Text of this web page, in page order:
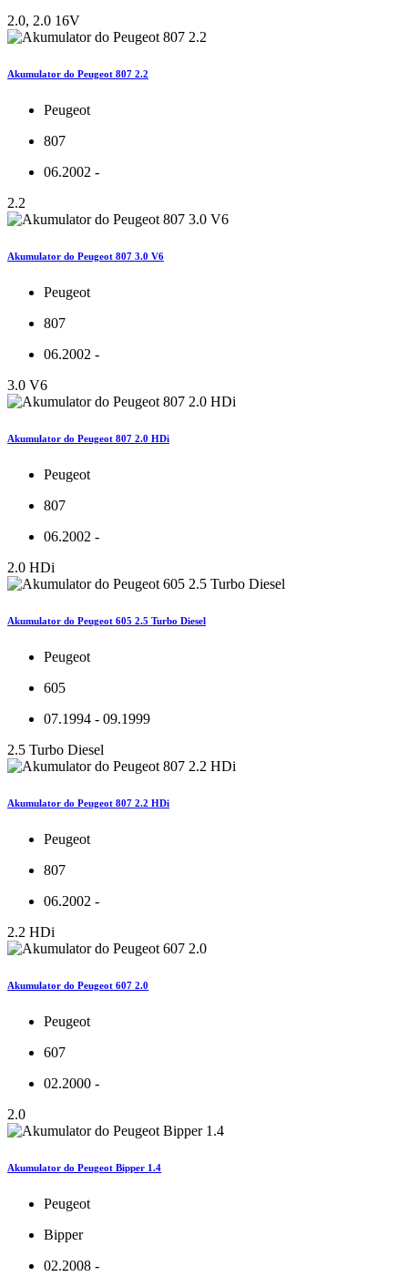
2.0, 2.0 16V
Akumulator do Peugeot 807 2.2
Peugeot
807
06.2002 -
2.2
Akumulator do Peugeot 807 3.0 V6
Peugeot
807
06.2002 -
3.0 V6
Akumulator do Peugeot 807 2.0 HDi
Peugeot
807
06.2002 -
2.0 HDi
Akumulator do Peugeot 605 2.5 Turbo Diesel
Peugeot
605
07.1994 - 09.1999
2.5 Turbo Diesel
Akumulator do Peugeot 807 2.2 HDi
Peugeot
807
06.2002 -
2.2 HDi
Akumulator do Peugeot 607 2.0
Peugeot
607
02.2000 -
2.0
Akumulator do Peugeot Bipper 1.4
Peugeot
Bipper
02.2008 -